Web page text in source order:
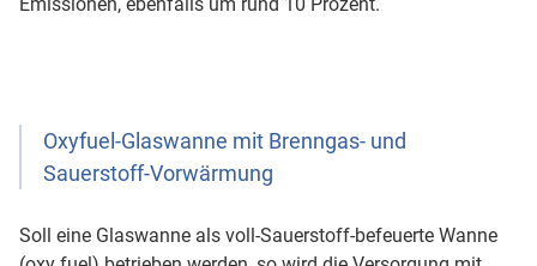
Oxyfuel-Glaswanne mit Brenngas- und
Sauerstoff-Vorwärmung
Soll eine Glaswanne als voll-Sauerstoff-befeuerte Wanne